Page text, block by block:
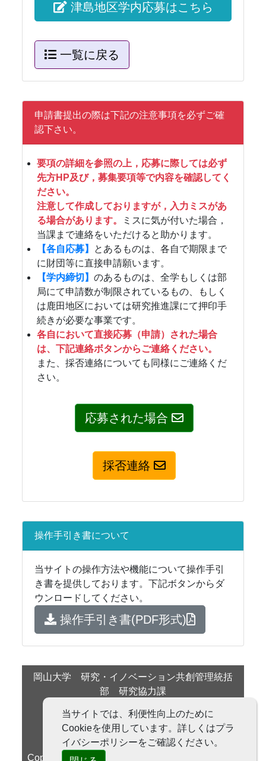
津島地区学内応募はこちら
一覧に戻る
申請書提出の際は下記の注意事項を必ずご確
認下さい。
要項の詳細を参照の上，応募に際しては必ず
先方HP及び，募集要項等で内容を確認してく
ださい。
注意して作成しておりますが，入力ミスがあ
る場合があります。
ミスに気が付いた場合，
当課まで連絡をいただけると助かります。
【各自応募】 とあるものは、各自で期限まで
に財団等に直接申請願います。
【学内締切】のあるものは、全学もしくは部
局にて申請数が制限されているもの、もしく
は鹿田地区においては研究推進課にて押印手
続きが必要な事業です。
各自において直接応募（申請）された場合
は、下記連絡ボタンからご連絡ください。
また、採否連絡についても同様にご連絡くだ
さい。
応募された場合
採否連絡
操作手引き書について
当サイトの操作方法や機能について操作手引
き書を提供しております。下記ボタンからダ
ウンロードしてください。
操作手引き書(PDF形式)
当サイトでは、利便性向上のために
Cookieを使用しています。詳しくはプラ
イバシーポリシーをご確認ください。
岡山大学 研究・イノベーション共創管理統括
部 研究協力課
Tel：086-251-7118
Fax：086-251-7114
Copyright © 2024 岡山大学 研究・イノベーション